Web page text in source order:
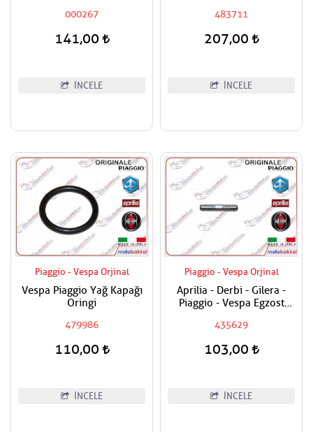
000267
141,00
İNCELE
483711
207,00
İNCELE
Piaggio - Vespa Orjinal
Vespa Piaggio Yağ Kapağı
Oringi
479986
110,00
İNCELE
Piaggio - Vespa Orjinal
Aprilia - Derbi - Gilera -
Piaggio - Vespa Egzost
Fiyatıdır
435629
103,00
İNCELE